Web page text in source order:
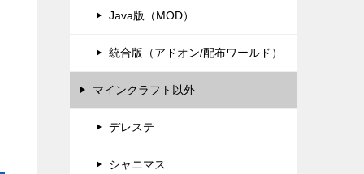
Java版（MOD）
統合版（アドオン/配布ワールド）
マインクラフト以外
デレステ
シャニマス